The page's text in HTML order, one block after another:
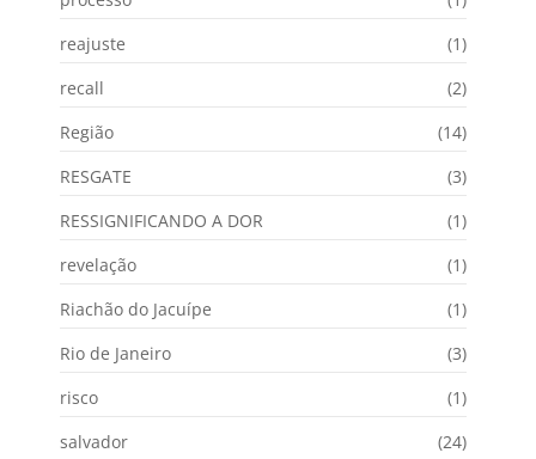
reajuste
(1)
recall
(2)
Região
(14)
RESGATE
(3)
RESSIGNIFICANDO A DOR
(1)
revelação
(1)
Riachão do Jacuípe
(1)
Rio de Janeiro
(3)
risco
(1)
salvador
(24)